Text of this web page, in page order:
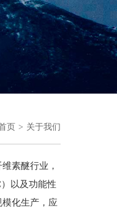
页 关于我们
素醚行业，
以及功能性
化生产，应